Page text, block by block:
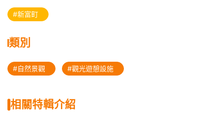
#新富町
類別
#自然景觀 #觀光遊憩設施
相關特輯介紹